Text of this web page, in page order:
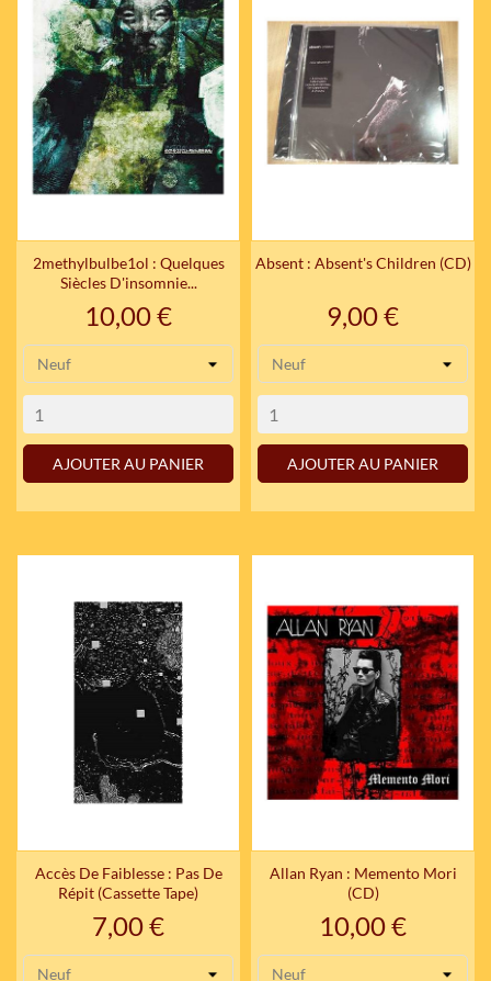
2methylbulbe1ol : Quelques
Siècles D'insomnie...
Prix
10,00 €
AJOUTER AU PANIER
Absent : Absent's Children (CD)
Prix
9,00 €
AJOUTER AU PANIER
Accès De Faiblesse : Pas De
Répit (cassette Tape)
Prix
7,00 €
Allan Ryan : Memento Mori
(CD)
Prix
10,00 €